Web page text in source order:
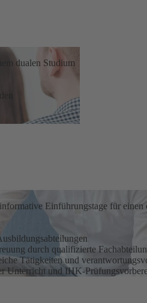
dualen Studium
Einführungstage für einen
durch qualifizierte
Tätigkeiten und
Unterricht und IHK-